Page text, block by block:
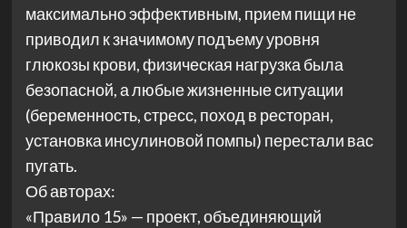
максимально эффективным, прием пищи не
приводил к значимому подъему уровня
глюкозы крови, физическая нагрузка была
безопасной, а любые жизненные ситуации
(беременность, стресс, поход в ресторан,
установка инсулиновой помпы) перестали вас
пугать.
Об авторах:
«Правило 15» — проект, объединяющий